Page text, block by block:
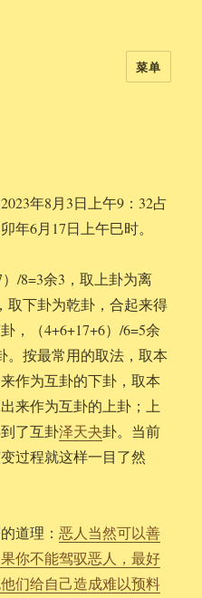
菜单
年8月3日上午9：32占
年6月17日上午巳时。
/8=3余3，取上卦为离
取下卦为乾卦，合起来得
，（4+6+17+6）/6=5余
。按最常用的取法，取本
作为互卦的下卦，取本
来作为互卦的上卦；上
了互卦泽天夬卦。当前
过程就这样一目了然
道理：恶人当然可以善
你不能驾驭恶人，最好
们给自己造成难以预料